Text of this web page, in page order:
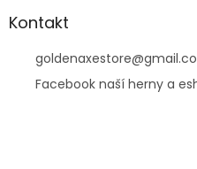
Kontakt
goldenaxestore@
Facebook naší herny a